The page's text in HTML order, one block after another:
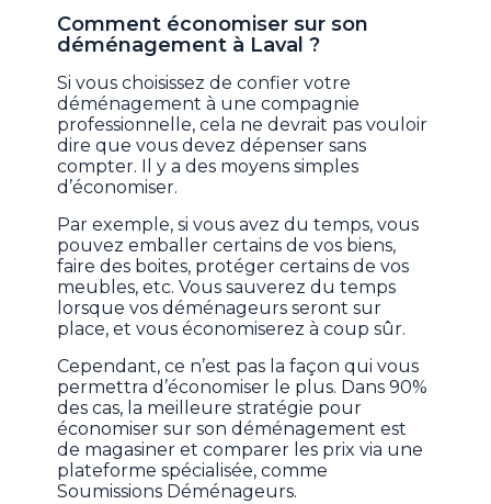
Comment économiser sur son
déménagement à Laval ?
Si vous choisissez de confier votre
déménagement à une compagnie
professionnelle, cela ne devrait pas vouloir
dire que vous devez dépenser sans
compter. Il y a des moyens simples
d’économiser.
Par exemple, si vous avez du temps, vous
pouvez emballer certains de vos biens,
faire des boites, protéger certains de vos
meubles, etc. Vous sauverez du temps
lorsque vos déménageurs seront sur
place, et vous économiserez à coup sûr.
Cependant, ce n’est pas la façon qui vous
permettra d’économiser le plus. Dans 90%
des cas, la meilleure stratégie pour
économiser sur son déménagement est
de magasiner et comparer les prix via une
plateforme spécialisée, comme
Soumissions Déménageurs.